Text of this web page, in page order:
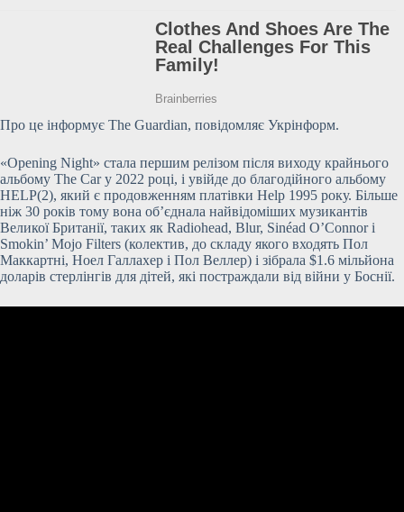
Про це інформує The Guardian, повідомляє Укрінформ.
«Opening Night» стала першим релізом після виходу крайнього
альбому The Car у 2022 році, і увійде до благодійного альбому
HELP(2), який є продовженням платівки Help 1995 року. Більше
ніж 30 років тому вона об’єднала найвідоміших музикантів
Великої Британії, таких як Radiohead, Blur, Sinéad O’Connor і
Smokin’ Mojo Filters (колектив, до складу якого входять Пол
Маккартні, Ноел Галлахер і Пол Веллер) і зібрала $1.6 мільйона
доларів стерлінгів для дітей, які постраждали від війни у Боснії.